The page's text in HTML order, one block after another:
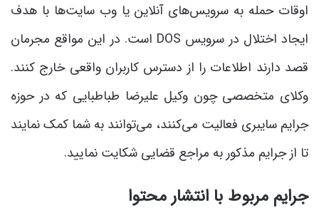
اوقات حمله به سرویس‌های آنلاین یا وب سایت‌ها با هدف
ایجاد اختلال در سرویس DOS است. در این مواقع مجرمان
قصد دارند اطلاعات را از دسترس کاربران واقعی خارج کنند.
وکلای متخصصی چون وکیل علیرضا طباطبایی که در حوزه
جرایم سایبری فعالیت می‌کنند، می‌توانند به شما کمک نمایند
تا از جرایم مذکور به مراجع قضایی شکایت نمایید.
جرایم مربوط با انتشار محتوا